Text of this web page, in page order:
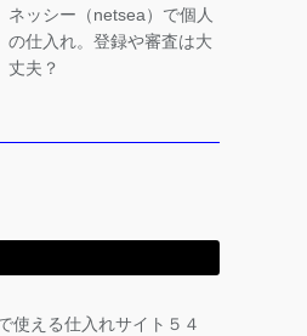
ネッシー（netsea）で個人
の仕入れ。登録や審査は大
丈夫？
使える仕入れサイト５４